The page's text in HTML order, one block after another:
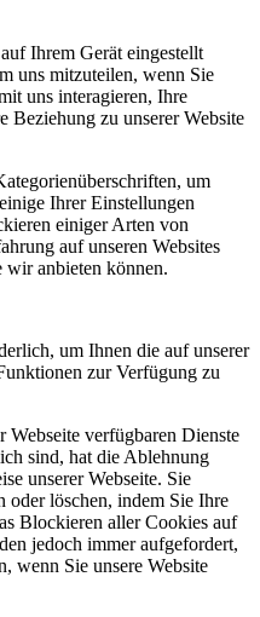
Ihrem Gerät eingestellt
uns mitzuteilen, wenn Sie
uns interagieren, Ihre
Beziehung zu unserer Website
um
Ihrer Einstellungen
einiger Arten von
auf unseren Websites
wir anbieten können.
um Ihnen die auf unserer
zur Verfügung zu
Webseite verfügbaren Dienste
sind, hat die Ablehnung
unserer Webseite. Sie
oder löschen, indem Sie Ihre
Blockieren aller Cookies auf
jedoch immer aufgefordert,
wenn Sie unsere Website